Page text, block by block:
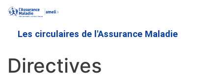
contenu
Les circulaires de l'Assurance Maladie
Directives